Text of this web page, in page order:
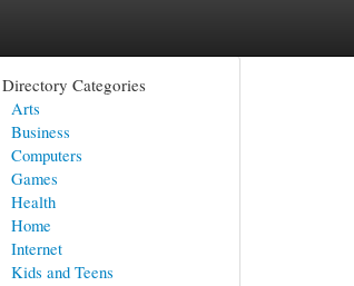
Categories
Arts
Business
Computers
Games
Health
Home
Internet
Kids and Teens